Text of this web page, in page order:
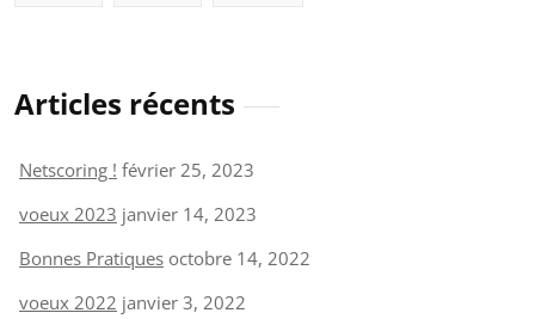
Articles récents
Netscoring ! février 25, 2023
voeux 2023 janvier 14, 2023
Bonnes Pratiques octobre 14, 2022
voeux 2022 janvier 3, 2022